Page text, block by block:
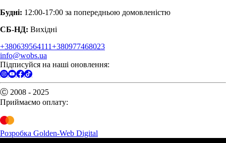
Будні: 12:00-17:00 за попередньою домовленістю
СБ-НД: Вихідні
+380639564111+380977468023
info@wobs.ua
Підписуйся на наші оновлення:
Ⓒ 2008 - 2025
Приймаємо оплату:
Розробка Golden-Web Digital